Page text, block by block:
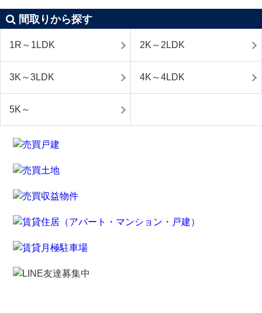
間取りから探す
1R～1LDK 2K～2LDK
3K～3LDK 4K～4LDK
5K～